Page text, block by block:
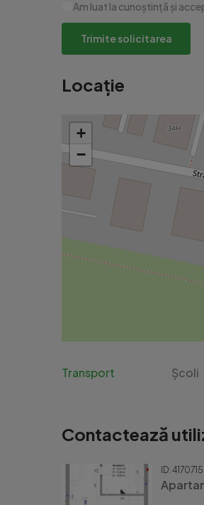
Am luat la cunoștință și
Trimite solicitarea
Locație
+
−
Transport Școli
Contactează
ID: 4170715